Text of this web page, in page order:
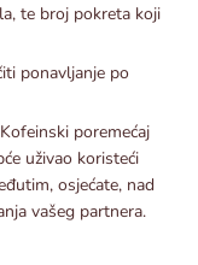
te broj pokreta koji
ponavljanje po
poremećaj
uživao koristeći
osjećate, nad
vašeg partnera.